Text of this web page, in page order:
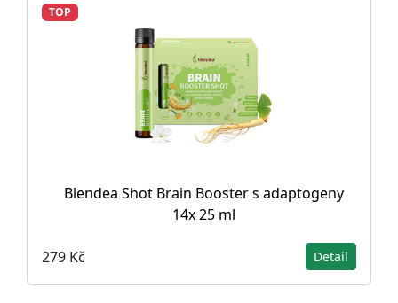
TOP
Blendea Shot Brain Booster s adaptogeny
14x 25 ml
279 Kč Detail